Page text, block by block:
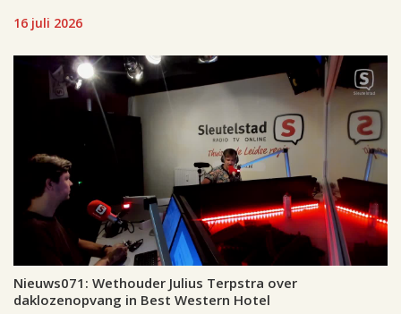
16 juli 2026
Nieuws071: Wethouder Julius Terpstra over
daklozenopvang in Best Western Hotel